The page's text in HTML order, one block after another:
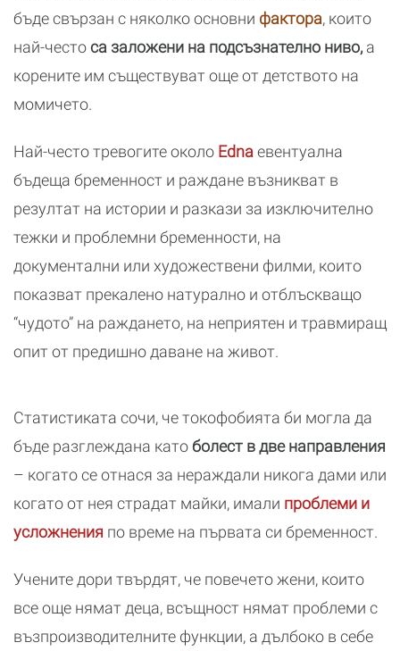
бъде свързан с няколко основни фактора, които
най-честоса заложени на подсъзнателно ниво,а
корените им съществуват още от детството на
момичето.
Най-често тревогите около Edna евентуална
бъдеща бременност и раждане възникват в
резултат на истории и разкази за изключително
тежки и проблемни бременности, на
документални или художествени филми, които
показват прекалено натурално и отблъскващо
“чудото” на раждането, на неприятен и травмиращ
опит от предишно даване на живот.
Статистиката сочи, че токофобията би могла да
бъде разглеждана катоболест вдве направления
– когато се отнася за нераждали никога дами или
когато от нея страдат майки, имали проблеми и
усложнения по време на първата си бременност.
Учените дори твърдят, че повечето жени, които
все още нямат деца, всъщност нямат проблеми с
възпроизводителните функции, а дълбоко в себе